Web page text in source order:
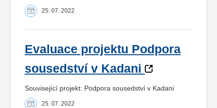
25. 07. 2022
Evaluace projektu Podpora
sousedství v Kadani
Související projekt: Podpora sousedství v Kadani
25. 07. 2022